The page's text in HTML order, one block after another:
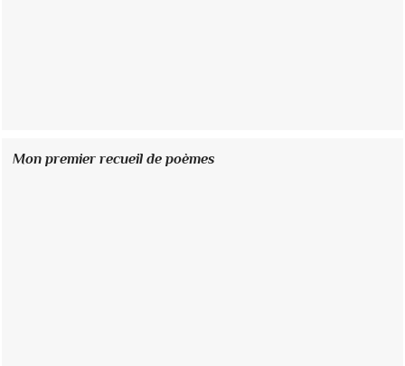
Mon premier recueil de poèmes